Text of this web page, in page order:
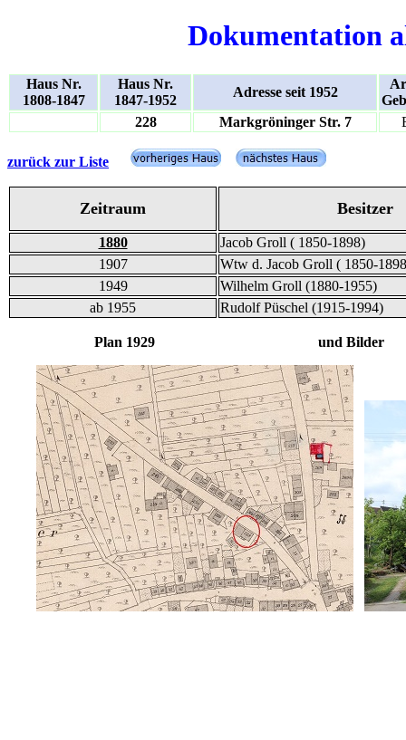
Dokumentation
Haus Nr.
1808-1847
Haus Nr.
1847-1952
Adresse seit 1952
228
Markgröninger Str. 7
zurück zur Liste
Zeitraum Besitzer
1880
Jacob Groll ( 1850-1898)
1907
Wtw d. Jacob Groll ( 1850-
1949
Wilhelm Groll (1880-1955)
ab 1955
Rudolf Püschel (1915-1994)
Plan 1929 und Bilder